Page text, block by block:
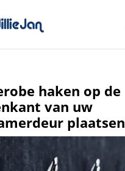
haken op de
van uw
plaatsen